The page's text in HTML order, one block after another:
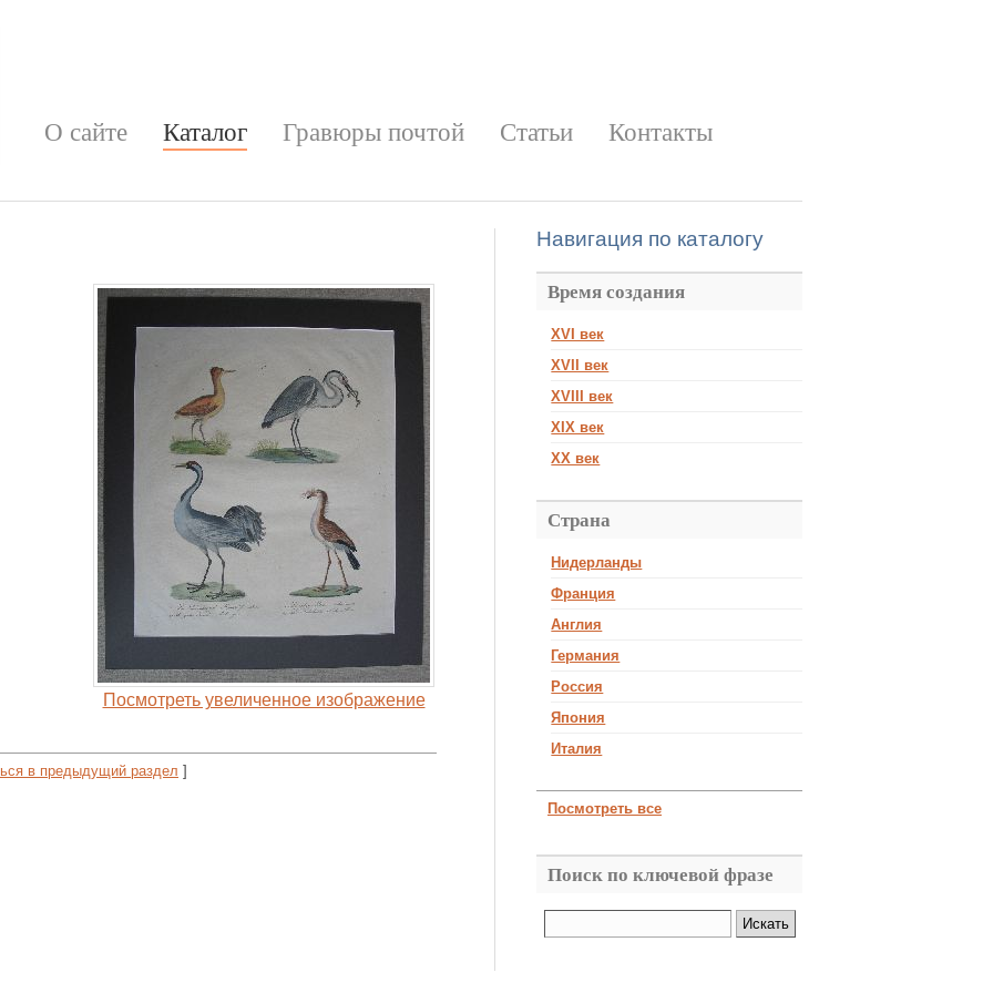
О сайте Каталог Гравюры почтой Статьи Контакты
Посмотреть увеличенное изображение
в предыдущий раздел ]
Навигация по каталогу
Время создания
XVI век
XVII век
XVIII век
XIX век
XX век
Страна
Нидерланды
Франция
Англия
Германия
Россия
Япония
Италия
Посмотреть все
Поиск по ключевой фразе